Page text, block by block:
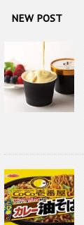
NEW POST